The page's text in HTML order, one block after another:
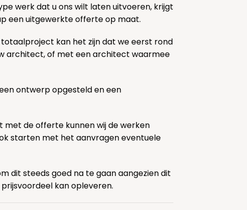
werk dat u ons wilt laten uitvoeren, krijgt
een uitgewerkte offerte op maat.
kan het zijn dat we eerst rond
architect, of met een architect waarmee
ontwerp opgesteld en een
met de offerte kunnen wij de werken
starten met het aanvragen eventuele
dit steeds goed na te gaan aangezien dit
kan opleveren.